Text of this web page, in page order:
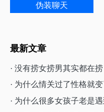
伪装聊天
最新文章
· 没有捞女捞男其实都在捞
· 为什么情关过了性格就变
· 为什么很多女孩子老是